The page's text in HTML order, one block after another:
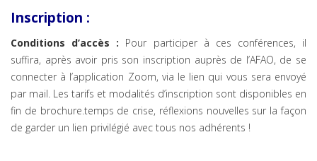
Inscription :
Conditions d’accès : Pour participer à ces conférences, il
suffira, après avoir pris son inscription auprès de l’AFAO, de se
connecter à l’application Zoom, via le lien qui vous sera envoyé
par mail. Les tarifs et modalités d’inscription sont disponibles en
fin de brochure.temps de crise, réflexions nouvelles sur la façon
de garder un lien privilégié avec tous nos adhérents !